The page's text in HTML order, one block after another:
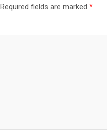
Required fields are marked *